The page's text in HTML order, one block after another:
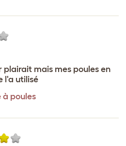
plairait mais mes poules en
l'a utilisé
à poules